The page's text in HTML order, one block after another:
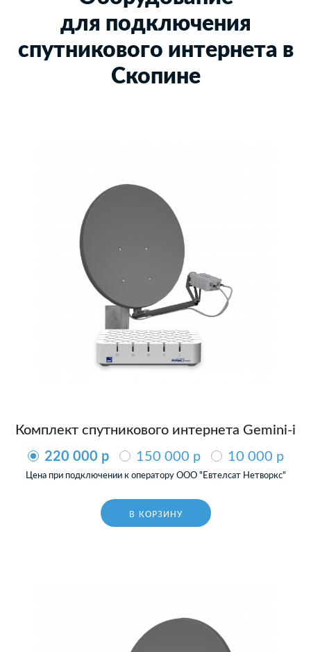
для подключения
спутникового интернета в
Скопине
Комплект спутникового интернета Gemini-i
220 000 p
150 000 p 10 000 p
Цена при подключении к оператору ООО "Евтелсат Нетворкс"
В КОРЗИНУ